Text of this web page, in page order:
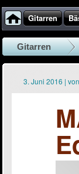
Gitarren
Gitarren
3. Juni 2016 | von